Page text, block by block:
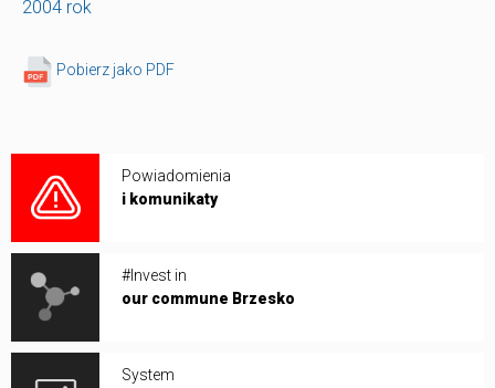
2004 rok
Pobierz jako PDF
Powiadomienia
i komunikaty
#Invest in
our commune Brzesko
System